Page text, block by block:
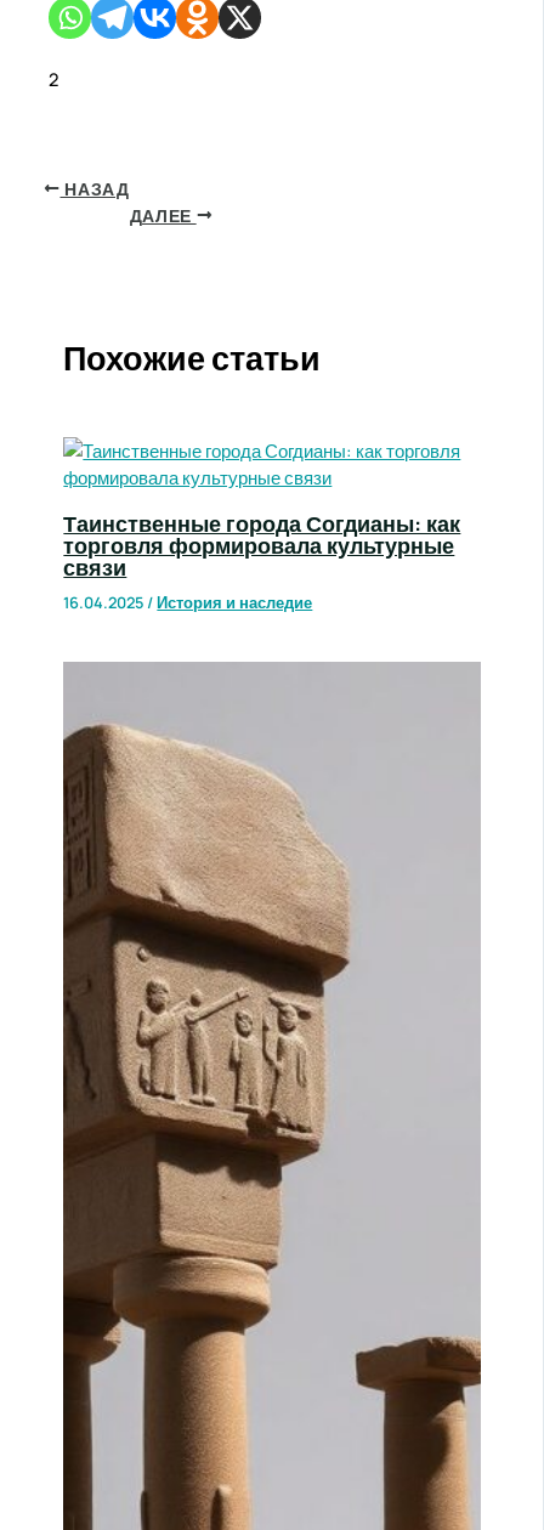
2
НАЗАД
ДАЛЕЕ
Похожие статьи
Таинственные города Согдианы: как
торговля формировала культурные
связи
16.04.2025/История и наследие